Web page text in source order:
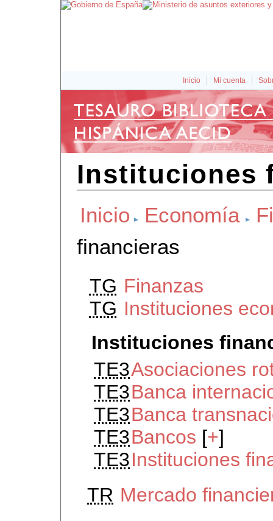
Inicio Mi cuenta
Instituciones
Inicio Economía
financieras
TG Finanzas
TG Instituciones
Instituciones
TE3Asociaciones
TE3Banca
TE3Banca
TE3Bancos [+]
TE3Instituciones
TR Mercado